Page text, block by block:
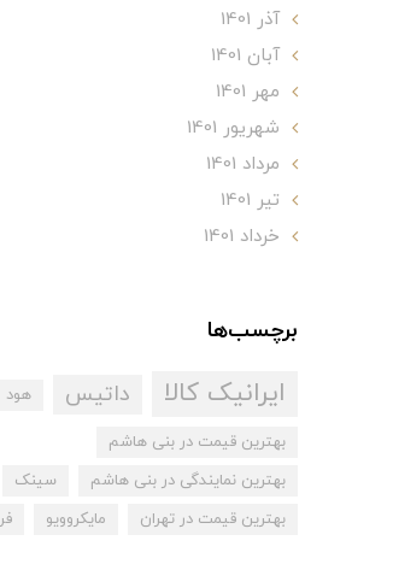
آذر 1401
آبان 1401
مهر 1401
شهریور 1401
مرداد 1401
تير 1401
خرداد 1401
برچسب‌ها
ایرانیک کالا داتیس هود
بهترین قیمت در بنی هاشم
بهترین نمایندگی در بنی هاشم
سینک
بهترین قیمت در تهران
مایکروویو فر